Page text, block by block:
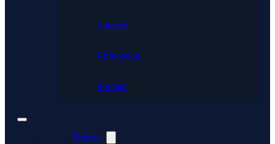
Partneři
Reference
Kontakt
Řešení